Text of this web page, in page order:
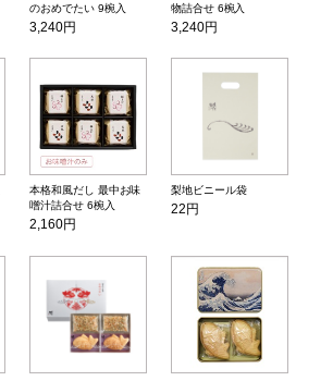
のおめでたい 9椀入
3,240円
物詰合せ 6椀入
3,240円
本格和風だし 最中お味
噌汁詰合せ 6椀入
2,160円
梨地ビニール袋
22円